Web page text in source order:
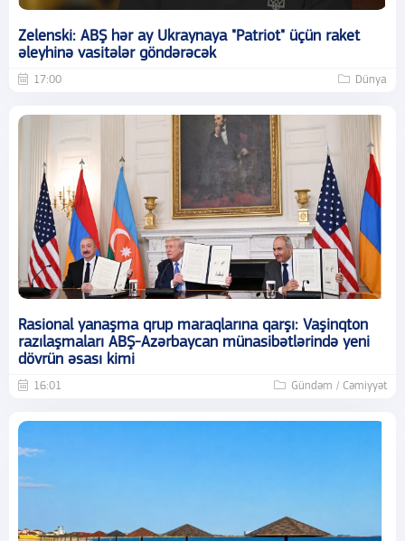
Zelenski: ABŞ hər ay Ukraynaya "Patriot" üçün raket
əleyhinə vasitələr göndərəcək
17:00 Dünya
Rasional yanaşma qrup maraqlarına qarşı: Vaşinqton
razılaşmaları ABŞ-Azərbaycan münasibətlərində yeni
dövrün əsası kimi
16:01 Gündəm / Cəmiyyət